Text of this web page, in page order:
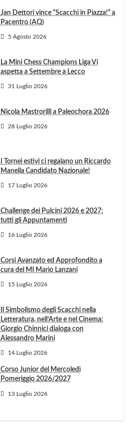
Jan Dettori vince “Scacchi in Piazza!” a
Pacentro (AQ)
5 Agosto 2026
La Mini Chess Champions Liga Vi
aspetta a Settembre a Lecco
31 Luglio 2026
Nicola Mastrorilli a Paleochora 2026
28 Luglio 2026
I Tornei estivi ci regalano un Riccardo
Manella Candidato Nazionale!
17 Luglio 2026
Challenge dei Pulcini 2026 e 2027:
tutti gli Appuntamenti
16 Luglio 2026
Corsi Avanzato ed Approfondito a
cura del MI Mario Lanzani
15 Luglio 2026
Il Simbolismo degli Scacchi nella
Letteratura, nell’Arte e nel Cinema:
Giorgio Chinnici dialoga con
Alessandro Marini
14 Luglio 2026
Corso Junior del Mercoledì
Pomeriggio 2026/2027
13 Luglio 2026